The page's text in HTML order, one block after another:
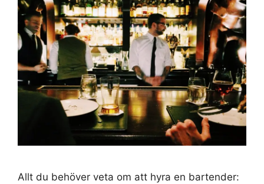
Allt du behöver veta om att hyra en bartender: